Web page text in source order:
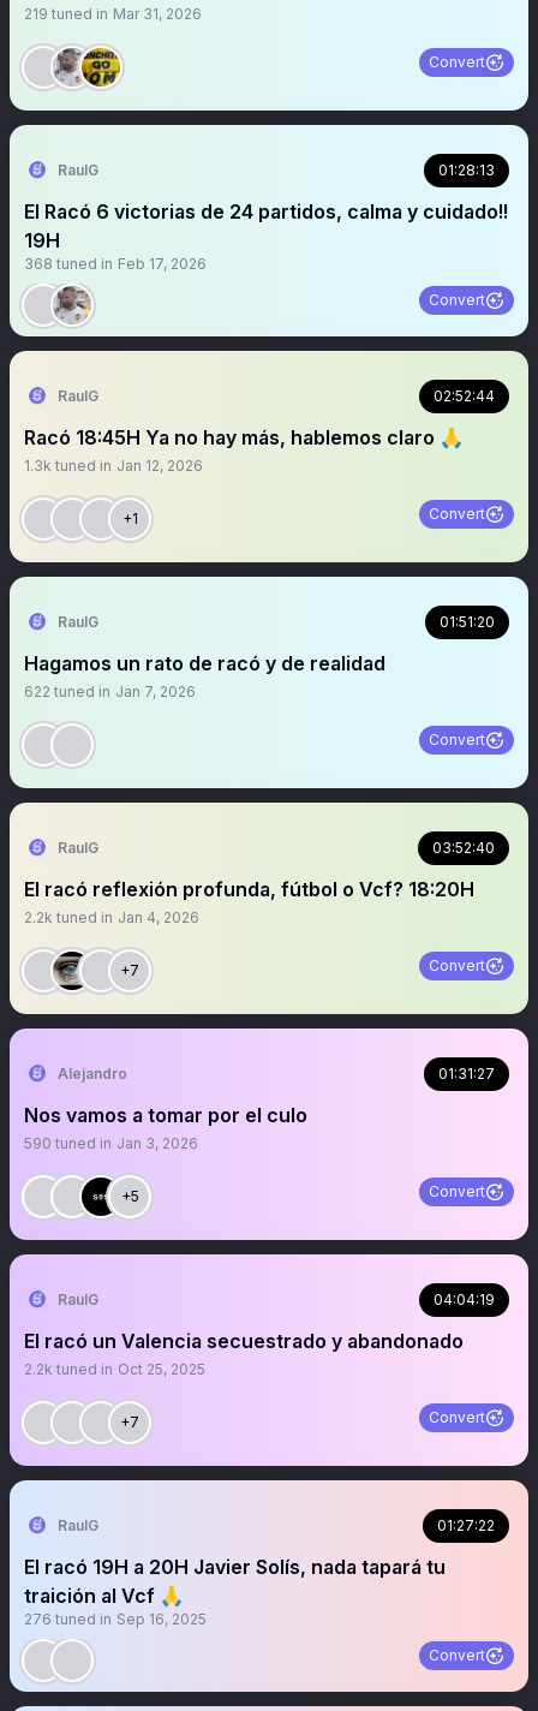
219 tuned in Mar 31, 2026
Convert
RaulG 01:28:13
El Racó 6 victorias de 24 partidos, calma y cuidado!!
19H
368 tuned in Feb 17, 2026
Convert
RaulG 02:52:44
Racó 18:45H Ya no hay más, hablemos claro 🙏
1.3k tuned in Jan 12, 2026
+1 Convert
RaulG 01:51:20
Hagamos un rato de racó y de realidad
622 tuned in Jan 7, 2026
Convert
RaulG 03:52:40
El racó reflexión profunda, fútbol o Vcf? 18:20H
2.2k tuned in Jan 4, 2026
+7 Convert
Alejandro 01:31:27
Nos vamos a tomar por el culo
590 tuned in Jan 3, 2026
+5 Convert
RaulG 04:04:19
El racó un Valencia secuestrado y abandonado
2.2k tuned in Oct 25, 2025
+7 Convert
RaulG 01:27:22
El racó 19H a 20H Javier Solís, nada tapará tu
traición al Vcf 🙏
276 tuned in Sep 16, 2025
Convert